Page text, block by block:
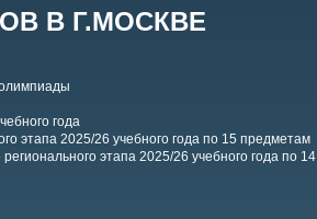
В Г.МОСКВЕ
года
этапа 2025/26 учебного года по 15 предметам
этапа 2025/26 учебного года по 14